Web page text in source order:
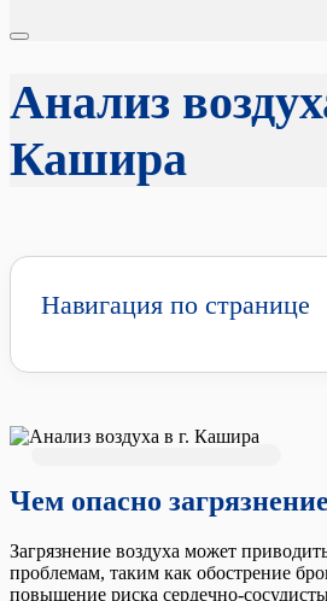
Анализ
Кашира
Навигация по странице
Чем опасно
Загрязнение воздуха может
проблемам, таким как обострение
повышение риска сердечно-